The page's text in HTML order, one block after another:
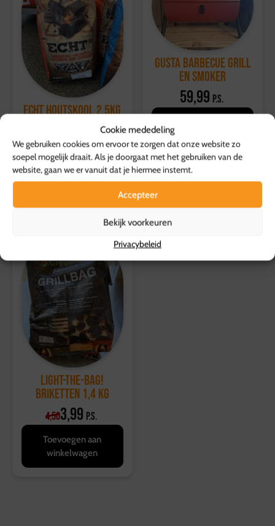
Cookie mededeling
We gebruiken cookies om ervoor te zorgen dat onze website zo
soepel mogelijk draait. Als je doorgaat met het gebruiken van de
website, gaan we er vanuit dat je hiermee instemt.
Accepteer
Bekijk voorkeuren
Privacybeleid
Voor overige producten geldt een retourtermijn van 14
dagen, waarbij de volledige kosten worden vergoed.
Voor meer informatie, bezoek onze
klantenservicepagina.
ECHT Houtskool 2,5kg
Toevoegen aan
winkelwagen
Gusta Barbecue Grill
en Smoker
59,99 p.s.
Light-the-BAG!
Briketten 1,4 kg
4,503,99 p.s.
Toevoegen aan
winkelwagen